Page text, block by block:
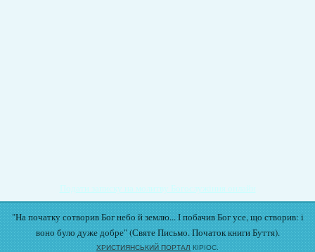
Подати записку на молитву Богослужіння онлайн
"На початку сотворив Бог небо й землю... І побачив Бог усе, що створив: і
воно було дуже добре" (Святе Письмо. Початок книги Буття).
ХРИСТИЯНСЬКИЙ ПОРТАЛ КІРІОС.